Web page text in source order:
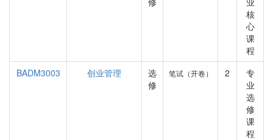
核
心
课
程
BADM3003
创业管理
选
修
笔试（开卷） 2
专
业
选
修
课
程